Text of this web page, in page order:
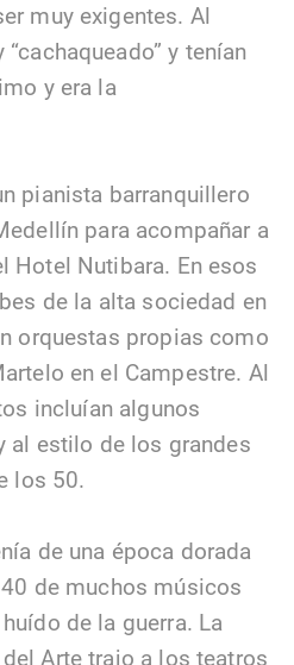
muy exigentes. Al
y tenían
y era la
pianista barranquillero
para acompañar a
Hotel Nutibara. En esos
de la alta sociedad en
orquestas propias como
en el Campestre. Al
incluían algunos
al estilo de los grandes
los 50.
de una época dorada
de muchos músicos
de la guerra. La
Arte trajo a los teatros